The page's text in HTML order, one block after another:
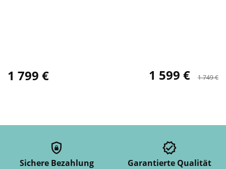
1 799 € 1 599 € 1 749 €
Sichere Bezahlung Garantierte Qualität